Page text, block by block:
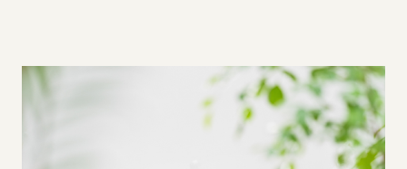
会社概要 お問合せ